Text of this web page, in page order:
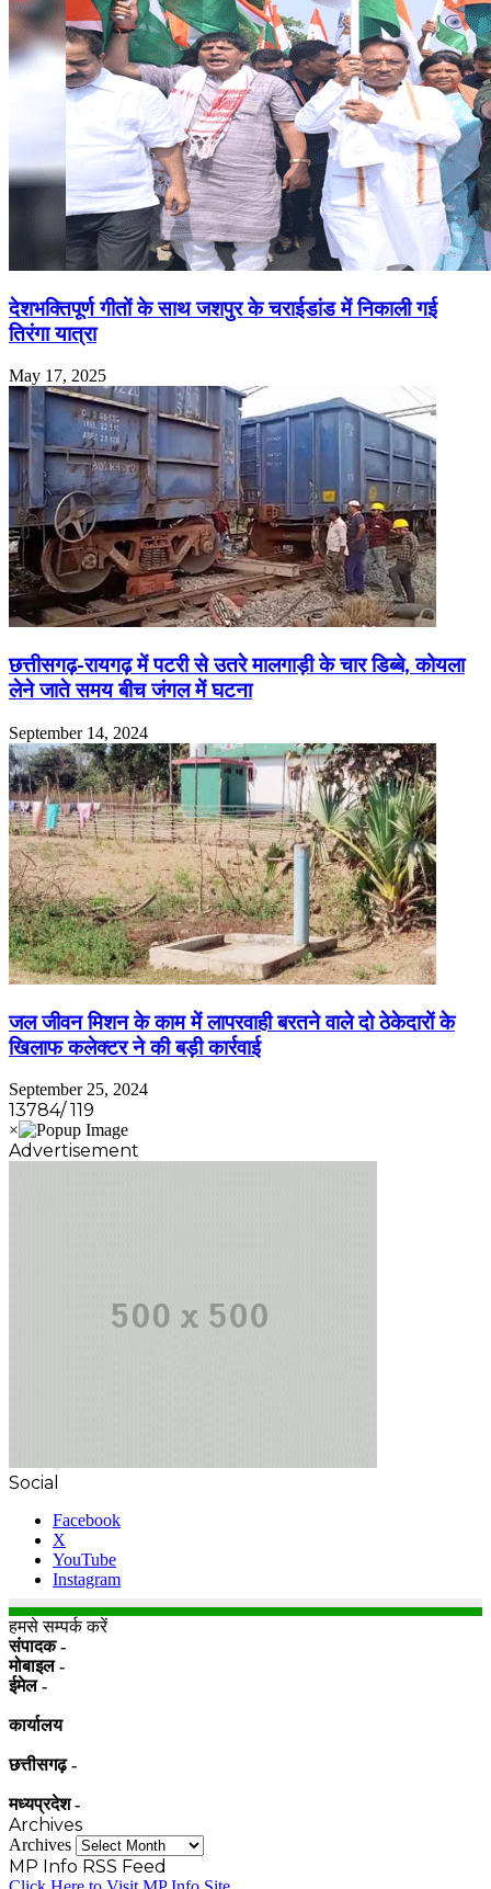
देशभक्तिपूर्ण गीतों के साथ जशपुर के चराईडांड में निकाली गई
तिरंगा यात्रा
May 17, 2025
छत्तीसगढ़-रायगढ़ में पटरी से उतरे मालगाड़ी के चार डिब्बे, कोयला
लेने जाते समय बीच जंगल में घटना
September 14, 2024
जल जीवन मिशन के काम में लापरवाही बरतने वाले दो ठेकेदारों के
खिलाफ कलेक्टर ने की बड़ी कार्रवाई
September 25, 2024
13784/ 119
Advertisement
Social
Facebook
X
YouTube
Instagram
हमसे सम्पर्क करें
संपादक -
मोबाइल -
ईमेल -
कार्यालय
छत्तीसगढ़ -
मध्यप्रदेश -
Archives
Archives
MP Info RSS Feed